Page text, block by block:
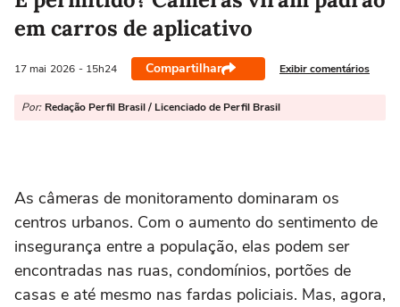
em carros de aplicativo
17 mai 2026 - 15h24 Compartilhar Exibir comentários
Por: Redação Perfil Brasil / Licenciado de Perfil Brasil
As câmeras de monitoramento dominaram os
centros urbanos. Com o aumento do sentimento de
insegurança entre a população, elas podem ser
encontradas nas ruas, condomínios, portões de
casas e até mesmo nas fardas policiais. Mas, agora,